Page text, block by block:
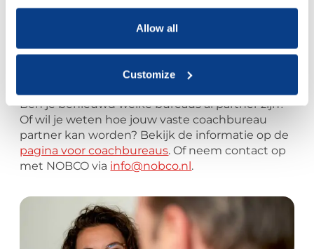
process your information.
Allow all
Customize
– HR Businesspartner, accountantskantoor
Ben je benieuwd welke bureaus al partner zijn?
Of wil je weten hoe jouw vaste coachbureau
partner kan worden? Bekijk de informatie op de
pagina voor coachbureaus. Of neem contact op
met NOBCO via info@nobco.nl.